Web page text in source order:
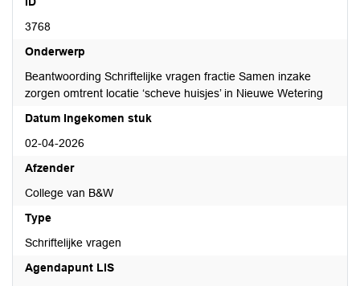
3768
Onderwerp
Beantwoording Schriftelijke vragen fractie Samen inzake
zorgen omtrent locatie ‘scheve huisjes’ in Nieuwe Wetering
Datum Ingekomen stuk
02-04-2026
Afzender
College van B&W
Type
Schriftelijke vragen
Agendapunt LIS